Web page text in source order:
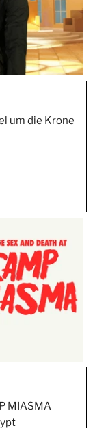
um die Krone
MIASMA